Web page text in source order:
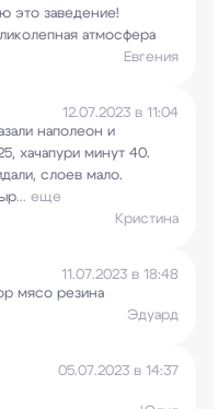
это заведение!
атмосфера
Евгения
12.07.2023 в 11:04
наполеон и
хачапури минут 40.
слоев мало.
... еще
Кристина
11.07.2023 в 18:48
мясо резина
Эдуард
05.07.2023 в 14:37